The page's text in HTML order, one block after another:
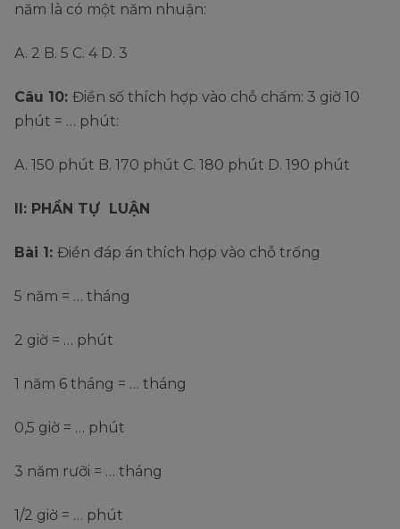
năm là có một năm nhuận:
A. 2 B. 5 C. 4 D. 3
Câu 10: Điền số thích hợp vào chỗ chấm: 3 giờ 10
phút = … phút:
A. 150 phút B. 170 phút C. 180 phút D. 190 phút
II: PHẦN TỰ LUẬN
Bài 1: Điền đáp án thích hợp vào chỗ trống
5 năm = … tháng
2 giờ = … phút
1 năm 6 tháng = … tháng
0,5 giờ = … phút
3 năm rưỡi = … tháng
1/2 giờ = … phút